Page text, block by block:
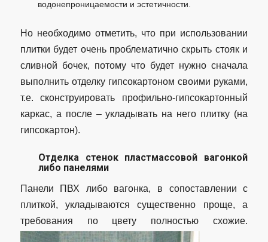
водонепроницаемости и эстетичности.
Но необходимо отметить, что при использовании
плитки будет очень проблематично скрыть стояк и
сливной бочек, потому что будет нужно сначала
выполнить отделку гипсокартоном своими руками,
т.е. сконструировать профильно-гипсокартонный
каркас, а после – укладывать на него плитку (на
гипсокартон).
Отделка стенок пластмассовой вагонкой
либо панелями
Панели ПВХ либо вагонка, в сопоставлении с
плиткой, укладываются существенно проще, а
требования по цвету полностью схожие.